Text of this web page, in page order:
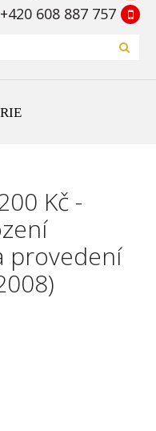
+420 608 887 757
Kč -
provedení